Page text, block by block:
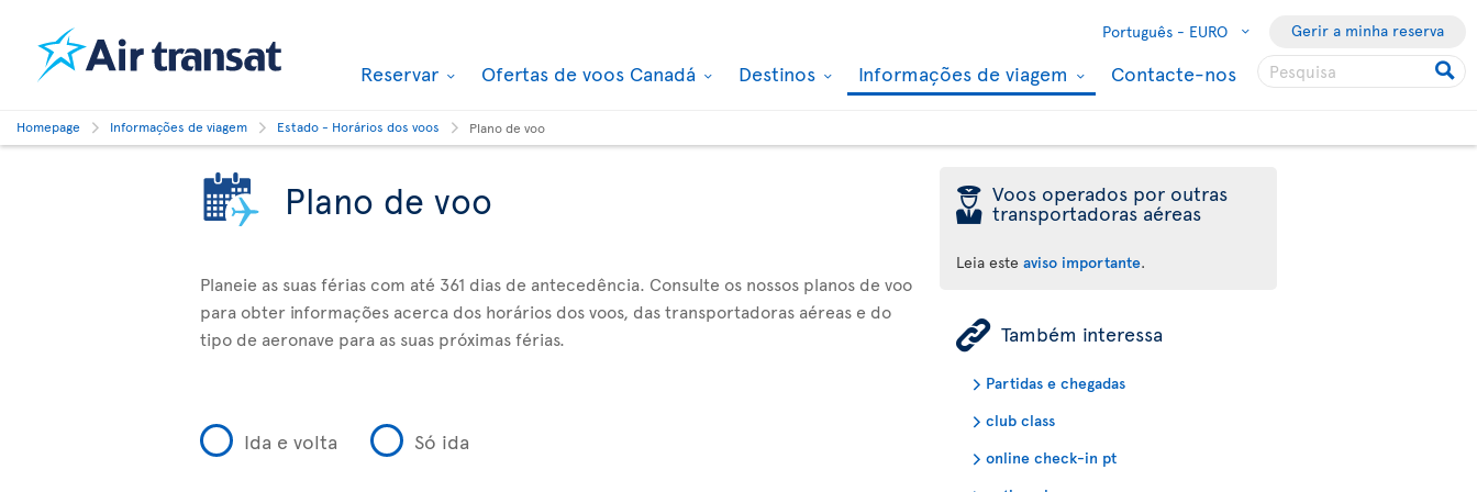
Português - EURO Gerir a minha reserva
Reservar Ofertas de voos Canadá Destinos Informações de viagem Contacte-nos
Homepage Informações de viagem Estado - Horários dos voos Plano de voo
Plano de voo
Planeie as suas férias com até 361 dias de antecedência. Consulte os nossos planos de voo
para obter informações acerca dos horários dos voos, das transportadoras aéreas e do
tipo de aeronave para as suas próximas férias.
Ida e volta Só ida
þ Voos operados por outras
transportadoras aéreas
Leia esteaviso importante.
ÿ Também interessa
Partidas e chegadas
club class
online check-in pt